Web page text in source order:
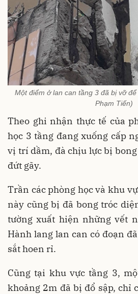
Một điểm ở lan can tầng 3 đã bị vỡ
Phạm Tiến)
Theo ghi nhận thực tế của
học 3 tầng đang xuống cấp
vị trí dầm, đà chịu lực bị
đứt gãy.
Trần các phòng học và khu
này cũng bị đã bong tróc
tường xuất hiện những vết
Hành lang lan can có đoạn
sắt hoen rỉ.
Cũng tại khu vực tầng 3,
khoảng 2m đã bị đổ sập, chỉ